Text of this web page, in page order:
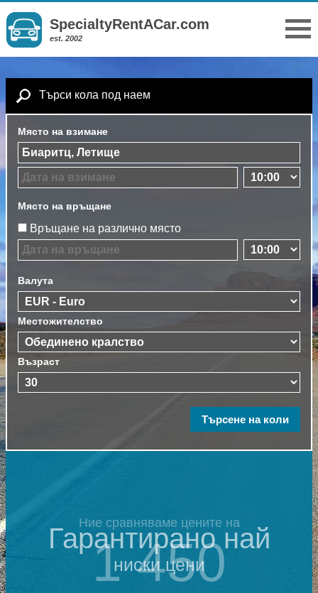
SpecialtyRentACar.com
est. 2002
Търси кола под наем
Място на взимане
Място на връщане
Връщане на различно място
Валута
Местожителство
Възраст
Ние сравняваме цените на
1 450
Гарантирано най
ниски цени